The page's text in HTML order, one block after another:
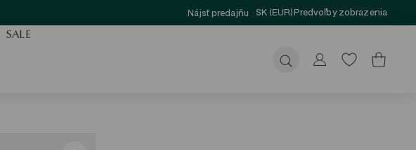
Nájsť predajňu SK (EUR)Predvoľby zobrazenia
SALE
Odoslať